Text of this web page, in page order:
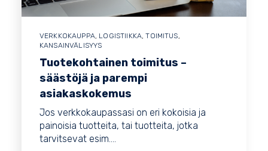
VERKKOKAUPPA LOGISTIIKKA ,TOIMITUS
KANSAINVÄLISYYS
Tuotekohtainen toimitus –
säästöjä ja parempi
asiakaskokemus
Jos verkkokaupassasi on eri kokoisia ja
painoisia tuotteita, tai tuotteita, jotka
tarvitsevat esim....